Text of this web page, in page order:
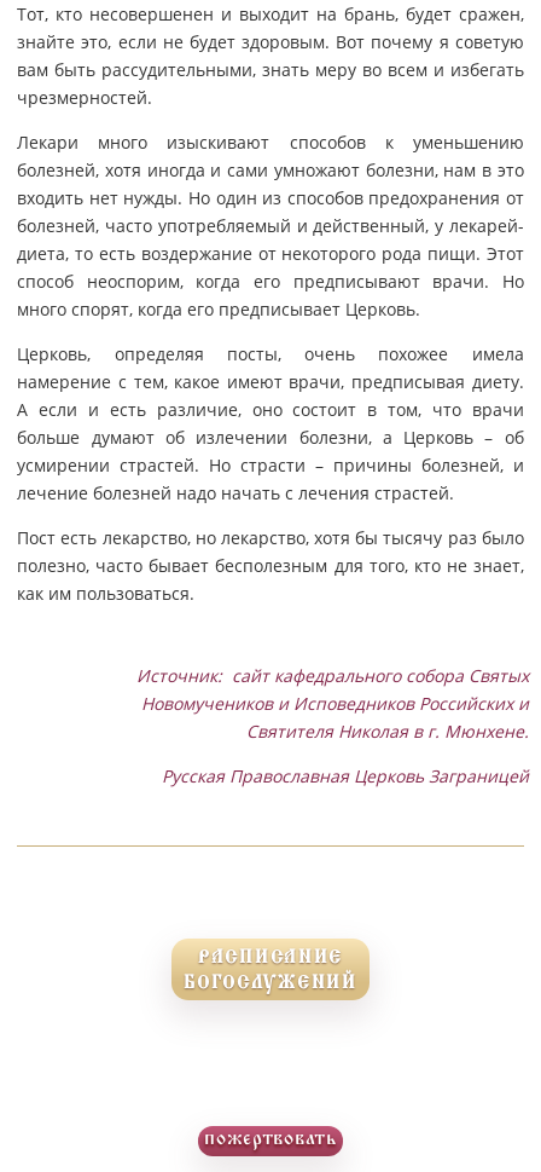
РАСПИСАНИЕ
БОГОСЛУЖЕНИЙ
Тот, кто несовершенен и выходит на брань, будет сражен,
знайте это, если не будет здоровым. Вот почему я советую
вам быть рассудительными, знать меру во всем и избегать
чрезмерностей.
Лекари много изыскивают способов к уменьшению
болезней, хотя иногда и сами умножают болезни, нам в это
входить нет нужды. Но один из способов предохранения от
болезней, часто употребляемый и действенный, у лекарей-
диета, то есть воздержание от некоторого рода пищи. Этот
способ неоспорим, когда его предписывают врачи. Но
много спорят, когда его предписывает Церковь.
Церковь, определяя посты, очень похожее имела
намерение с тем, какое имеют врачи, предписывая диету.
А если и есть различие, оно состоит в том, что врачи
больше думают об излечении болезни, а Церковь – об
усмирении страстей. Но страсти – причины болезней, и
лечение болезней надо начать с лечения страстей.
Пост есть лекарство, но лекарство, хотя бы тысячу раз было
полезно, часто бывает бесполезным для того, кто не знает,
как им пользоваться.
Источник: сайт кафедрального собора Святых
Новомучеников и Исповедников Российских и
Святителя Николая в г. Мюнхене.
Русская Православная Церковь Заграницей
пожертвовать